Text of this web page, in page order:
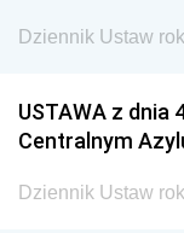
Dziennik Ustaw
USTAWA z dnia
Centralnym
Dziennik Ustaw